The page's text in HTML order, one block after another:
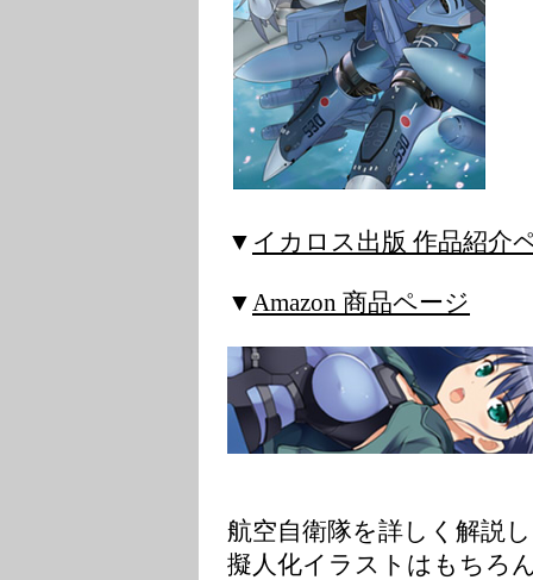
▼ イカロス出版 作品紹介
▼ Amazon 商品ページ
航空自衛隊を詳しく解説
擬人化イラストはもちろ